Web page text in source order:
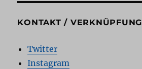
KONTAKT / VERKNÜPFUNG
Twitter
Instagram